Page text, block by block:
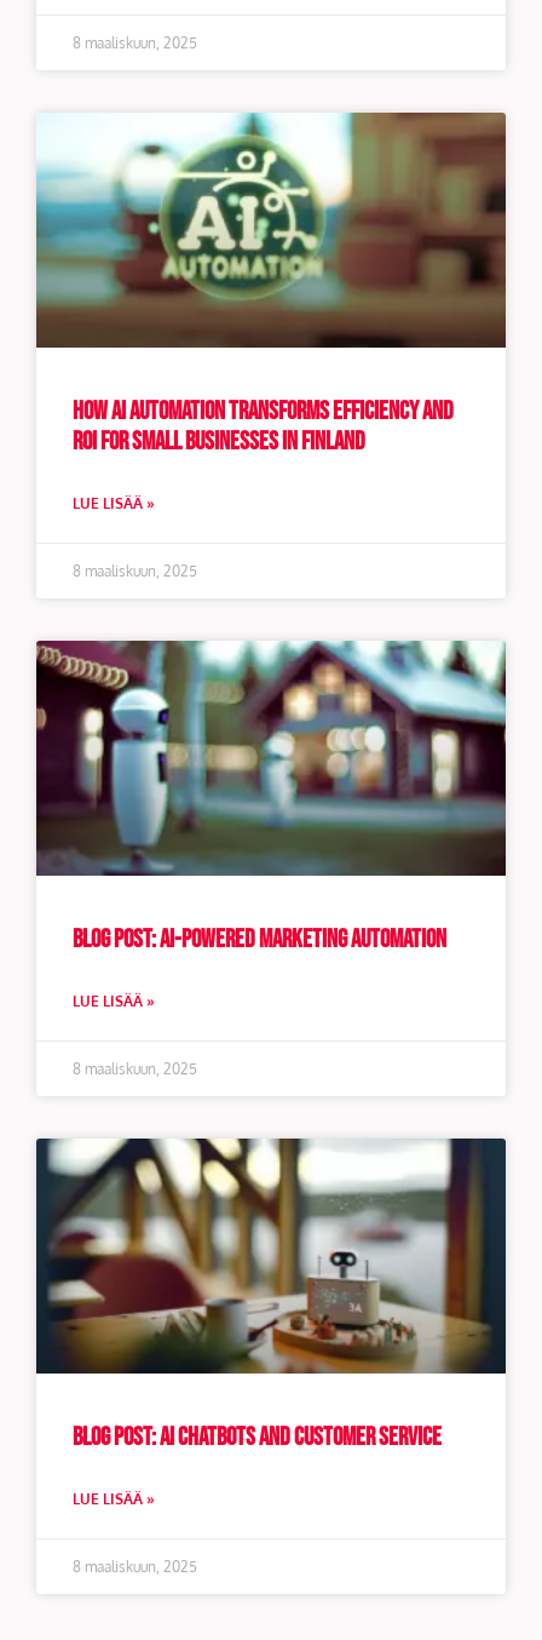
8 maaliskuun, 2025
How AI Automation Transforms Efficiency and
ROI for Small Businesses in Finland
LUE LISÄÄ »
8 maaliskuun, 2025
Blog Post: AI-powered marketing automation
LUE LISÄÄ »
8 maaliskuun, 2025
Blog Post: AI Chatbots and customer service
LUE LISÄÄ »
8 maaliskuun, 2025